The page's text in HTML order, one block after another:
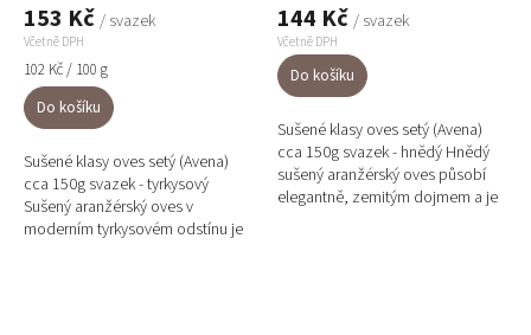
153 Kč / svazek
Včetně DPH
Měrná
cena:
102 Kč / 100 g
Do košíku
Sušené klasy oves setý (Avena)
cca 150g svazek - tyrkysový
Sušený aranžérský oves v
moderním tyrkysovém odstínu je
144 Kč / svazek
Včetně DPH
Do košíku
Sušené klasy oves setý (Avena)
cca 150g svazek - hnědý Hnědý
sušený aranžérský oves působí
elegantně, zemitým dojmem a je